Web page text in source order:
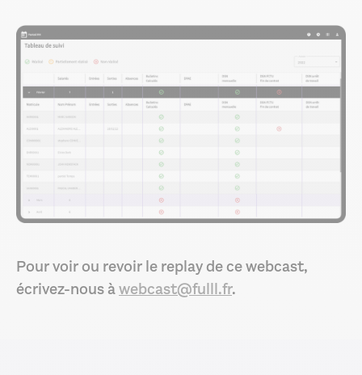
Pour voir ou revoir le replay de ce webcast,
écrivez-nous àwebcast@fulll.fr.